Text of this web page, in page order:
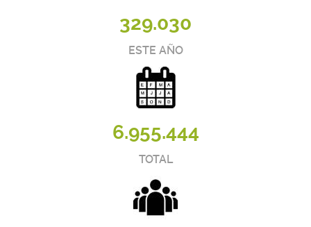
329.030
ESTE AÑO
6.955.444
TOTAL